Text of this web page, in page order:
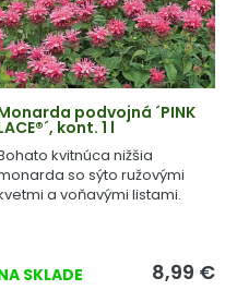
podvojná ´PINK
kont. 1 l
kvitnúca nižšia
so sýto ružovými
a voňavými listami.
SKLADE 8,99 €